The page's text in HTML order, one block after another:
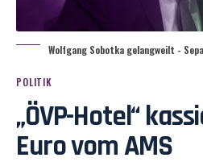
Wolfgang Sobotka gelangweilt -
POLITIK
„ÖVP-Hotel“
Euro vom AMS